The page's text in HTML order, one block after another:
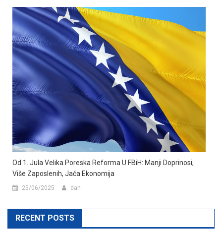
Od 1. Jula Velika Poreska Reforma U FBiH: Manji Doprinosi,
Više Zaposlenih, Jača Ekonomija
25/06/2025 dan
RECENT POSTS